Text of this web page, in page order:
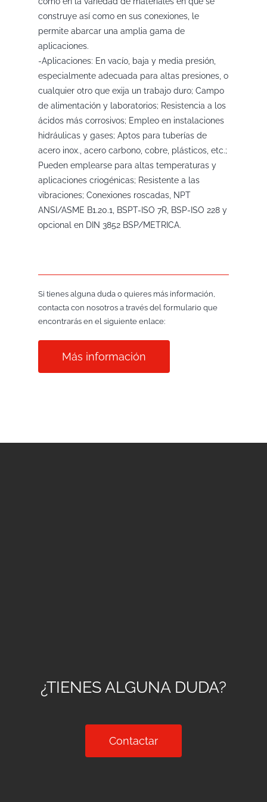
construye así como en sus conexiones, le
permite abarcar una amplia gama de
aplicaciones.
-Aplicaciones: En vacío, baja y media presión,
especialmente adecuada para altas presiones, o
cualquier otro que exija un trabajo duro; Campo
de alimentación y laboratorios; Resistencia a los
ácidos más corrosivos; Empleo en instalaciones
hidráulicas y gases; Aptos para tuberías de
acero inox., acero carbono, cobre, plásticos, etc.;
Pueden emplearse para altas temperaturas y
aplicaciones criogénicas; Resistente a las
vibraciones; Conexiones roscadas, NPT
ANSI/ASME B1.20.1, BSPT-ISO 7R, BSP-ISO 228 y
opcional en DIN 3852 BSP/METRICA.
Si tienes alguna duda o quieres más información,
contacta con nosotros a través del formulario que
encontrarás en el siguiente enlace:
Más información
¿TIENES ALGUNA DUDA?
Contactar